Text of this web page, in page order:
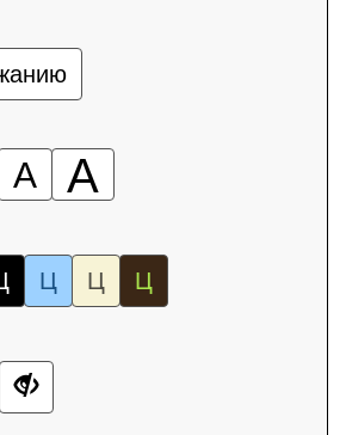
А А
Ц Ц Ц